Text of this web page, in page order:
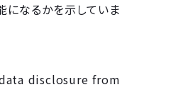
になるかを示していま
disclosure from